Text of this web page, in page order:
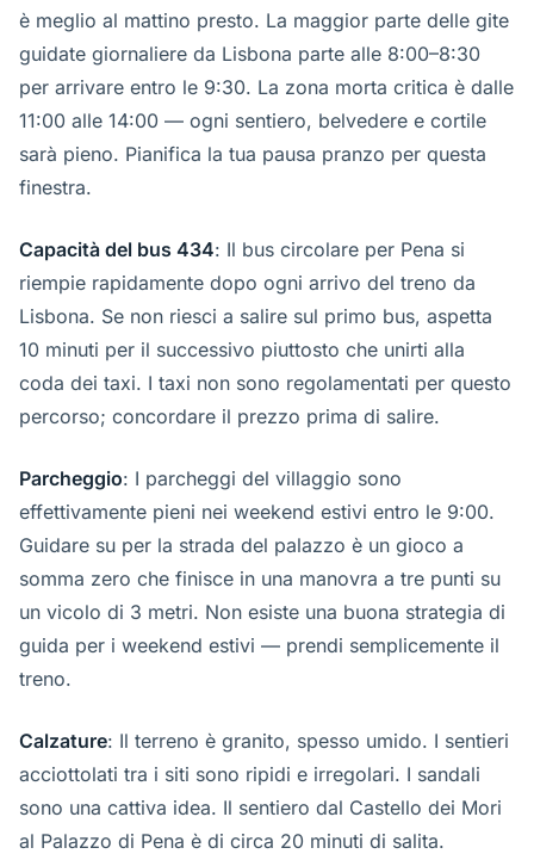
è meglio al mattino presto. La maggior parte delle gite
guidate giornaliere da Lisbona parte alle 8:00–8:30
per arrivare entro le 9:30. La zona morta critica è dalle
11:00 alle 14:00 — ogni sentiero, belvedere e cortile
sarà pieno. Pianifica la tua pausa pranzo per questa
finestra.
Capacità del bus 434: Il bus circolare per Pena si
riempie rapidamente dopo ogni arrivo del treno da
Lisbona. Se non riesci a salire sul primo bus, aspetta
10 minuti per il successivo piuttosto che unirti alla
coda dei taxi. I taxi non sono regolamentati per questo
percorso; concordare il prezzo prima di salire.
Parcheggio: I parcheggi del villaggio sono
effettivamente pieni nei weekend estivi entro le 9:00.
Guidare su per la strada del palazzo è un gioco a
somma zero che finisce in una manovra a tre punti su
un vicolo di 3 metri. Non esiste una buona strategia di
guida per i weekend estivi — prendi semplicemente il
treno.
Calzature: Il terreno è granito, spesso umido. I sentieri
acciottolati tra i siti sono ripidi e irregolari. I sandali
sono una cattiva idea. Il sentiero dal Castello dei Mori
al Palazzo di Pena è di circa 20 minuti di salita.